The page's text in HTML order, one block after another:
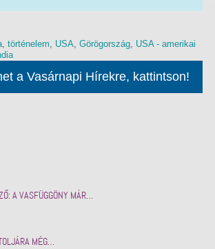
, történelem, USA, Görögország, USA - amerikai
a Vasárnapi Hírekre, kattintson!
A VASFÜGGÖNY MÁR…
MÉG…